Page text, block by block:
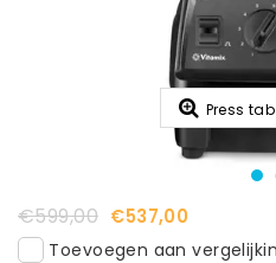
Press
€599,00 €537,00
Toevoegen aan